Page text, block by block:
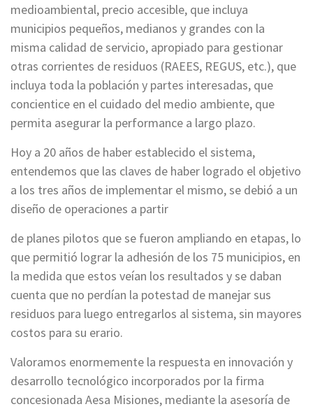
medioambiental, precio accesible, que incluya
municipios pequeños, medianos y grandes con la
misma calidad de servicio, apropiado para gestionar
otras corrientes de residuos (RAEES, REGUS, etc.), que
incluya toda la población y partes interesadas, que
concientice en el cuidado del medio ambiente, que
permita asegurar la performance a largo plazo.
Hoy a 20 años de haber establecido el sistema,
entendemos que las claves de haber logrado el objetivo
a los tres años de implementar el mismo, se debió a un
diseño de operaciones a partir
de planes pilotos que se fueron ampliando en etapas, lo
que permitió lograr la adhesión de los 75 municipios, en
la medida que estos veían los resultados y se daban
cuenta que no perdían la potestad de manejar sus
residuos para luego entregarlos al sistema, sin mayores
costos para su erario.
Valoramos enormemente la respuesta en innovación y
desarrollo tecnológico incorporados por la firma
concesionada Aesa Misiones, mediante la asesoría de